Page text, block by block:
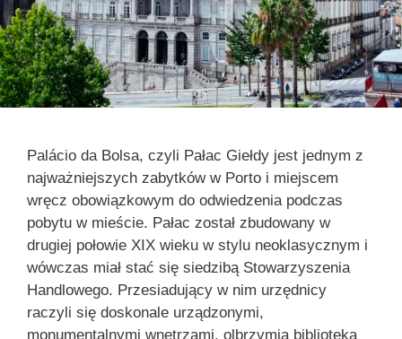
Palácio da Bolsa, czyli Pałac Giełdy jest jednym z
najważniejszych zabytków w Porto i miejscem
wręcz obowiązkowym do odwiedzenia podczas
pobytu w mieście. Pałac został zbudowany w
drugiej połowie XIX wieku w stylu neoklasycznym i
wówczas miał stać się siedzibą Stowarzyszenia
Handlowego. Przesiadujący w nim urzędnicy
raczyli się doskonale urządzonymi,
monumentalnymi wnętrzami, olbrzymią biblioteką